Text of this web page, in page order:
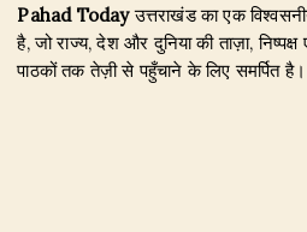
Pahad Todayउत्तराखंड का एक
है, जो राज्य, देश और दुनिया की ताज़ा,
पाठकों तक तेज़ी से पहुँचाने के लिए समर्पित है।